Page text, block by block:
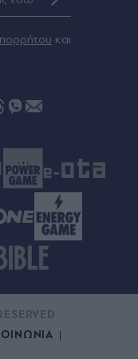
θανάτους
και